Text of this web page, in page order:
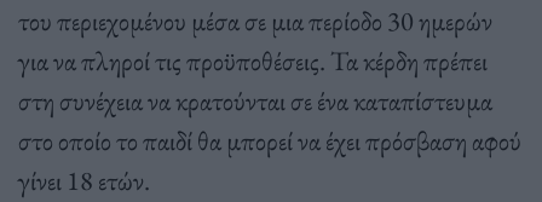
του περιεχομένου μέσα σε μια περίοδο 30 ημερών
για να πληροί τις προϋποθέσεις. Τα κέρδη πρέπει
στη συνέχεια να κρατούνται σε ένα καταπίστευμα
στο οποίο το παιδί θα μπορεί να έχει πρόσβαση αφού
γίνει 18 ετών.